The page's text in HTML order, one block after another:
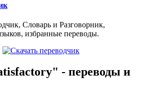
Словарь и Разговорник,
избранные переводы.
- переводы и